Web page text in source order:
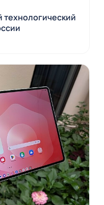
технологический